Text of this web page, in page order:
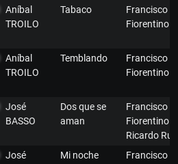
Aníbal
TROILO
Tabaco
Francisco
Fiorentino
Aníbal
TROILO
Temblando
Francisco
Fiorentino
José
BASSO
Dos que se
aman
Francisco
Fiorentino y
Ricardo
José Mi noche Francisco